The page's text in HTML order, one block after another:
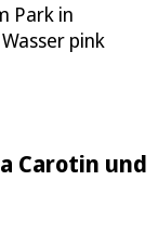
Park in
pink
Carotin und